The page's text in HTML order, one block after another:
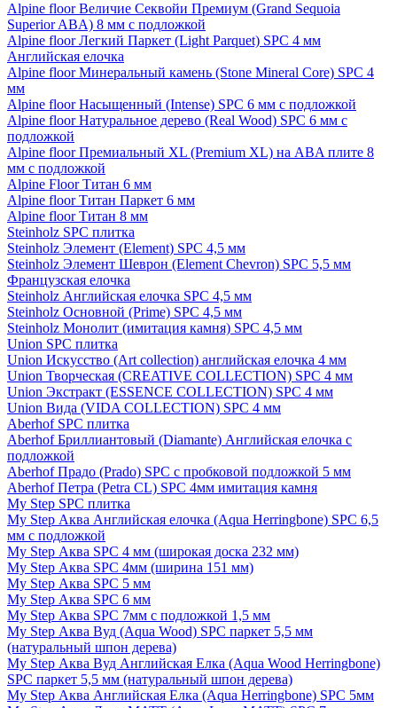
Alpine floor Величие Секвойи Премиум (Grand Sequoia
Superior ABA) 8 мм с подложкой
Alpine floor Легкий Паркет (Light Parquet) SPC 4 мм
Английская елочка
Alpine floor Минеральный камень (Stone Mineral Core) SPC 4
мм
Alpine floor Насыщенный (Intense) SPC 6 мм с подложкой
Alpine floor Натуральное дерево (Real Wood) SPC 6 мм с
подложкой
Alpine floor Премиальный XL (Premium XL) на ABA плите 8
мм с подложкой
Alpine Floor Титан 6 мм
Alpine floor Титан Паркет 6 мм
Alpine floor Титан 8 мм
Steinholz SPC плитка
Steinholz Элемент (Element) SPC 4,5 мм
Steinholz Элемент Шеврон (Element Chevron) SPC 5,5 мм
Французская елочка
Steinholz Английская елочка SPC 4,5 мм
Steinholz Основной (Prime) SPC 4,5 мм
Steinholz Монолит (имитация камня) SPC 4,5 мм
Union SPC плитка
Union Искусство (Art collection) английская елочка 4 мм
Union Творческая (CREATIVE COLLECTION) SPC 4 мм
Union Экстракт (ESSENCE COLLECTION) SPC 4 мм
Union Вида (VIDA COLLECTION) SPC 4 мм
Aberhof SPC плитка
Aberhof Бриллиантовый (Diamante) Английская елочка с
подложкой
Aberhof Прадо (Prado) SPC с пробковой подложкой 5 мм
Aberhof Петра (Petra CL) SPC 4мм имитация камня
My Step SPC плитка
My Step Аква Английская елочка (Aqua Herringbone) SPC 6,5
мм с подложкой
My Step Аква SPC 4 мм (широкая доска 232 мм)
My Step Аква SPC 4мм (ширина 151 мм)
My Step Аква SPC 5 мм
My Step Аква SPC 6 мм
My Step Аква SPC 7мм c подложкой 1,5 мм
My Step Аква Вуд (Aqua Wood) SPC паркет 5,5 мм
(натуральный шпон дерева)
My Step Аква Вуд Английская Елка (Aqua Wood Herringbone)
SPC паркет 5,5 мм (натуральный шпон дерева)
My Step Аква Английская Елка (Aqua Herringbone) SPC 5мм